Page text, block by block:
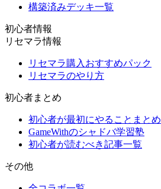
構築済みデッキ一覧
初心者情報
リセマラ情報
リセマラ購入おすすめパック
リセマラのやり方
初心者まとめ
初心者が最初にやることまとめ
GameWithのシャドバ学習塾
初心者が読むべき記事一覧
その他